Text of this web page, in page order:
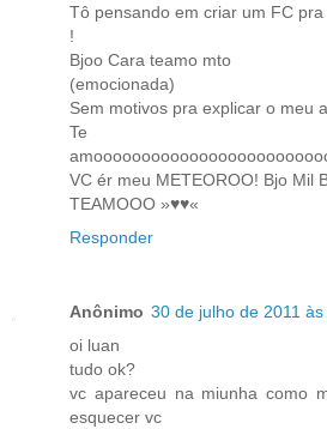
Tô pensando em criar um FC
!
Bjoo Cara teamo mto
(emocionada)
Sem motivos pra explicar o meu
Te
VC ér meu METEOROO! Bjo Mil
TEAMOOO »♥♥«
Responder
Anônimo 30 de julho de 2011
oi luan
tudo ok?
vc apareceu na miunha como
esquecer vc